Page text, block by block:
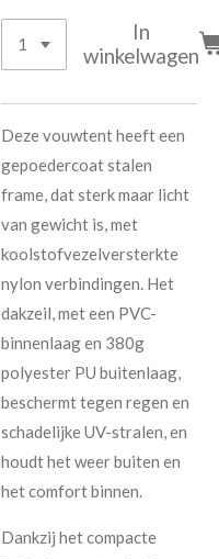
In
winkelwagen
Deze vouwtent heeft een
gepoedercoat stalen
frame, dat sterk maar licht
van gewicht is, met
koolstofvezelversterkte
nylon verbindingen. Het
dakzeil, met een PVC-
binnenlaag en 380g
polyester PU buitenlaag,
beschermt tegen regen en
schadelijke UV-stralen, en
houdt het weer buiten en
het comfort binnen.
Dankzij het compacte